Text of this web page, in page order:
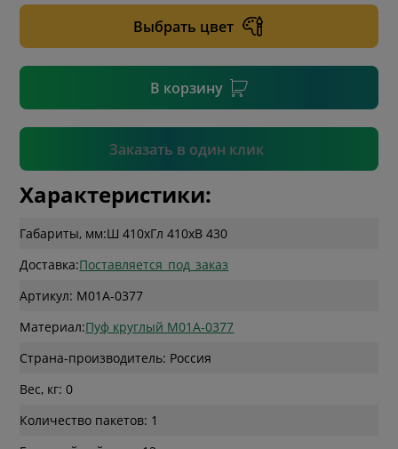
Выбрать цвет
В корзину
Заказать в один клик
Подтвердить
Характеристики:
Габариты, мм:Ш 410xГл 410xВ 430
Доставка:Поставляется_под_заказ
Артикул: M01A-0377
Материал:Пуф круглый M01A-0377
Страна-производитель: Россия
Вес, кг: 0
Количество пакетов: 1